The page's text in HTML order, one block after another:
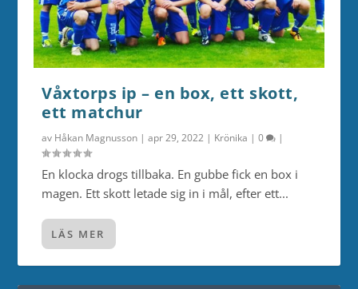
Våxtorps ip – en box, ett skott,
ett matchur
av Håkan Magnusson |apr 29, 2022 | Krönika |0 |
En klocka drogs tillbaka. En gubbe fick en box i
magen. Ett skott letade sig in i mål, efter ett...
LÄS MER